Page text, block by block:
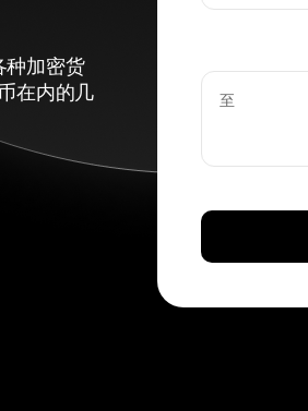
种加密货
在内的几
至